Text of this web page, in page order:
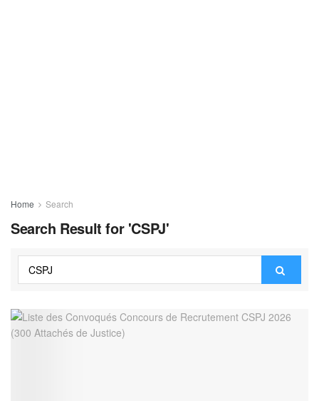
Home Search
Search Result for 'CSPJ'